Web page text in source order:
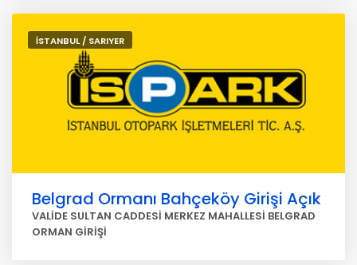
İSTANBUL / SARIYER
Belgrad Ormanı Bahçeköy Girişi Açık
VALİDE SULTAN CADDESİ MERKEZ MAHALLESİ BELGRAD
ORMAN GİRİŞİ